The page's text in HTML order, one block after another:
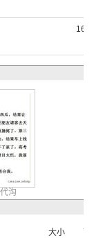
沟
大小